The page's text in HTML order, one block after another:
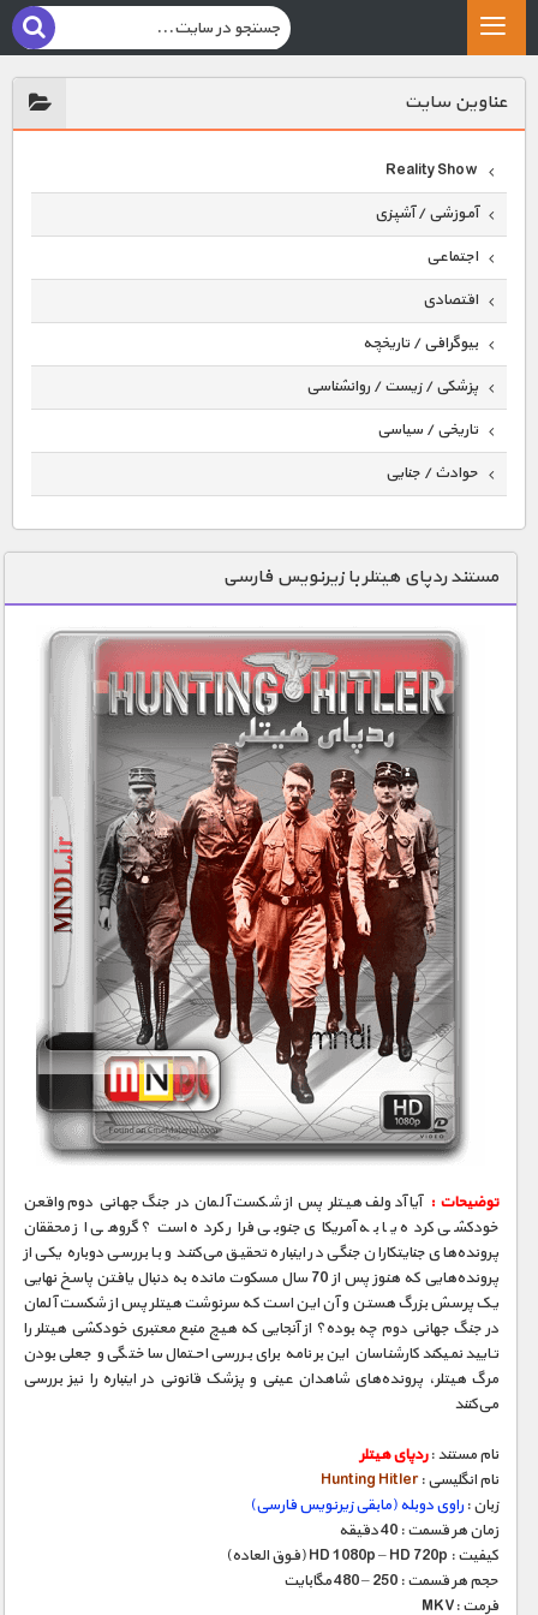
عناوين سايت
Reality Show
آموزشی / آشپزی
اجتماعی
اقتصادی
بیوگرافی / تاریخچه
پزشکی / زیست / روانشناسی
تاریخی / سیاسی
حوادث / جنایی
دنیای خوراکی ها
زمین شناسی / محیط زیست
سازه/ معماری/ مهندسی
سرگرمی
شناخت کودکان
علم و فناوری
فرهنگ / هنر
کیهان / نجوم
گردشگری
ماورایی
مسابقات / ورزشی
مستند های اختصاصی
مستند ردپای هیتلر با زیرنویس فارسی
توضیحات : آیا آدولف هیتلر پس از شکست آلمان در جنگ جهانی دوم واقعن
خودکشی کرده یا به آمریکای جنوبی فرار کرده است؟ گروهی از محققان
پرونده‌های جنایتکاران جنگی در اینباره تحقیق می‌کنند و با بررسی دوباره‌ یکی از
پرونده‌هایی که هنوز پس از 70 سال مسکوت مانده به دنبال یافتن پاسخ نهایی
یک پرسش بزرگ هستن و آن این است که سرنوشت هیتلر پس از شکست آلمان
در جنگ جهانی دوم چه بوده؟ از آنجایی که هیچ منبع معتبری خودکشی هیتلر را
تایید نمیکند کارشناسان این برنامه برای بررسی احتمال ساختگی و جعلی بودن
مرگ هیتلر، پرونده‌های شاهدان عینی و پزشک قانونی در اینباره را نیز بررسی
می‌کنند
نام مستند :ردپای هیتلر
نام انگلیسی :Hunting Hitler
زبان : راوی دوبله (مابقی زیرنویس فارسی)
زمان هر قسمت : 40 دقیقه
کیفیت : HD 1080p – HD 720p (فوق العاده)
حجم هر قسمت : 250 – 480 مگابایت
فرمت :MKV